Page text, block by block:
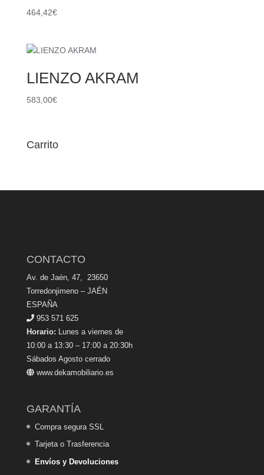
464,42€
LIENZO AKRAM
583,00€
Carrito
CONTACTO
Av. de Jaén, 47, 23650
Torredonjimeno – JAÉN
ESPAÑA
953 571 625
Horario: Lunes a viernes de
10:00 a 13:30 – 17:00 a 20:30h
Sábados Agosto cerrado
www.dekamobiliario.es
GARANTÍA
Compra segura SSL
Tarjeta o Trasferencia
Envíos y Devoluciones